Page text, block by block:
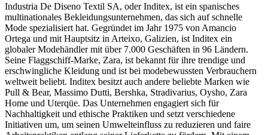
Industria De Diseno Textil SA, oder Inditex, ist ein spanisches
multinationales Bekleidungsunternehmen, das sich auf schnelle
Mode spezialisiert hat. Gegründet im Jahr 1975 von Amancio
Ortega und mit Hauptsitz in Arteixo, Galizien, ist Inditex ein
globaler Modehändler mit über 7.000 Geschäften in 96 Ländern.
Seine Flaggschiff-Marke, Zara, ist bekannt für ihre trendige und
erschwingliche Kleidung und ist bei modebewussten Verbrauchern
weltweit beliebt. Inditex besitzt auch andere beliebte Marken wie
Pull & Bear, Massimo Dutti, Bershka, Stradivarius, Oysho, Zara
Home und Uterqüe. Das Unternehmen engagiert sich für
Nachhaltigkeit und ethische Praktiken und setzt verschiedene
Initiativen um, um seinen Umwelteinfluss zu reduzieren und faire